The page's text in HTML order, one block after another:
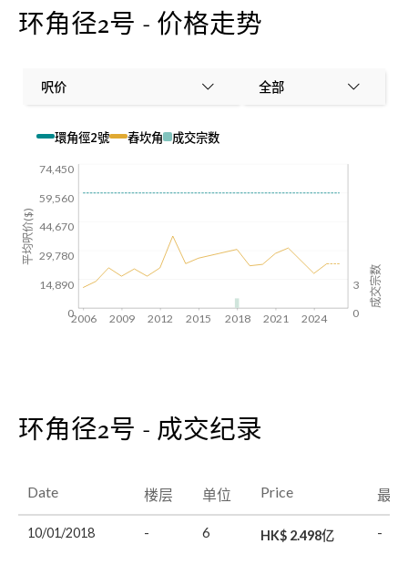
环角径2号 - 价格走势
呎价 全部
環角徑2號 舂坎角 成交宗数
3
0
2006 2009 2012 2015 2018 2021 2024
成交宗数
74,450
59,560
44,670
29,780
14,890
0
平均呎价($)
环角径2号 - 成交纪录
Date 楼层 单位 Price 最
10/01/2018 - 6 HK$ 2.498亿 -